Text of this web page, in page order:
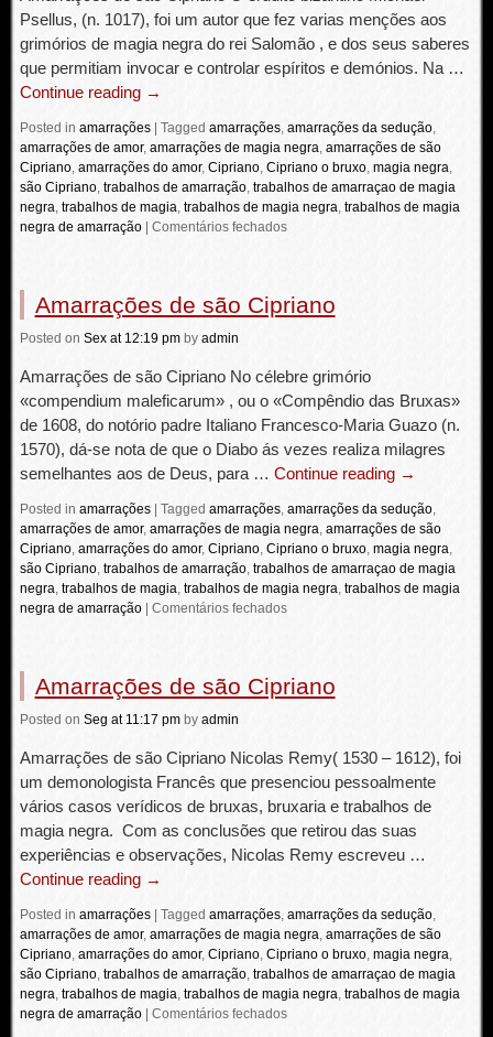
Psellus, (n. 1017), foi um autor que fez varias menções aos
grimórios de magia negra do rei Salomão , e dos seus saberes
que permitiam invocar e controlar espíritos e demónios. Na …
Continue reading →
Posted in amarrações Tagged amarrações, amarrações da sedução,
amarrações de amor, amarrações de magia negra, amarrações de são
Cipriano, amarrações do amor, Cipriano, Cipriano o bruxo, magia negra,
são Cipriano, trabalhos de amarração, trabalhos de amarraçao de magia
negra, trabalhos de magia, trabalhos de magia negra, trabalhos de magia
negra de amarração
Comentários fechados
Amarrações de são Cipriano
Posted on Sex at 12:19 pm by admin
Amarrações de são Cipriano No célebre grimório
«compendium maleficarum» , ou o «Compêndio das Bruxas»
de 1608, do notório padre Italiano Francesco-Maria Guazo (n.
1570), dá-se nota de que o Diabo ás vezes realiza milagres
semelhantes aos de Deus, para … Continue reading →
Posted in amarrações Tagged amarrações, amarrações da sedução,
amarrações de amor, amarrações de magia negra, amarrações de são
Cipriano, amarrações do amor, Cipriano, Cipriano o bruxo, magia negra,
são Cipriano, trabalhos de amarração, trabalhos de amarraçao de magia
negra, trabalhos de magia, trabalhos de magia negra, trabalhos de magia
negra de amarração
Comentários fechados
Amarrações de são Cipriano
Posted on Seg at 11:17 pm by admin
Amarrações de são Cipriano Nicolas Remy( 1530 – 1612), foi
um demonologista Francês que presenciou pessoalmente
vários casos verídicos de bruxas, bruxaria e trabalhos de
magia negra. Com as conclusões que retirou das suas
experiências e observações, Nicolas Remy escreveu …
Continue reading →
Posted in amarrações Tagged amarrações, amarrações da sedução,
amarrações de amor, amarrações de magia negra, amarrações de são
Cipriano, amarrações do amor, Cipriano, Cipriano o bruxo, magia negra,
são Cipriano, trabalhos de amarração, trabalhos de amarraçao de magia
negra, trabalhos de magia, trabalhos de magia negra, trabalhos de magia
negra de amarração
Comentários fechados